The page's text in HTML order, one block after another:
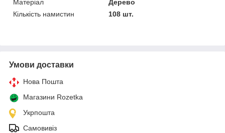
Матеріал
Дерево
Кількість намистин
108 шт.
Умови доставки
Нова Пошта
Магазини Rozetka
Укрпошта
Самовивіз